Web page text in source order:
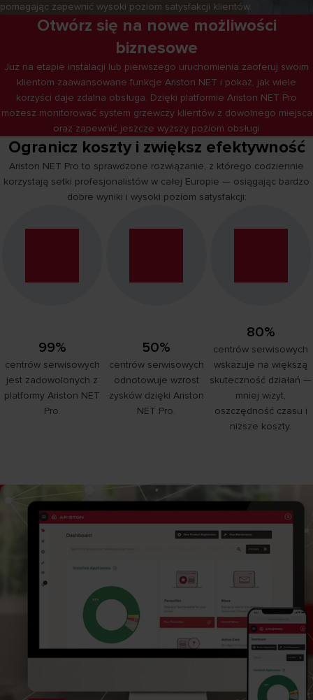
pomagając zapewnić wysoki poziom satysfakcji klientów.
Otwórz się na nowe możliwości
biznesowe
Już na etapie instalacji lub pierwszego uruchomienia zaoferuj swoim
klientom zaawansowane funkcje Ariston NET i pokaż, jak wiele
korzyści daje zdalna obsługa. Dzięki platformie Ariston NET Pro
możesz monitorować system grzewczy klientów z dowolnego miejsca
oraz zapewnić jeszcze wyższy poziom obsługi
Ogranicz koszty i zwiększ efektywność
Ariston NET Pro to sprawdzone rozwiązanie, z którego codziennie
korzystają setki profesjonalistów w całej Europie — osiągając bardzo
dobre wyniki i wysoki poziom satysfakcji:
99%
centrów serwisowych
jest zadowolonych z
platformy Ariston NET
Pro.
50%
centrów serwisowych
odnotowuje wzrost
zysków dzięki Ariston
NET Pro.
80%
centrów serwisowych
wskazuje na większą
skuteczność działań —
mniej wizyt,
oszczędność czasu i
niższe koszty.